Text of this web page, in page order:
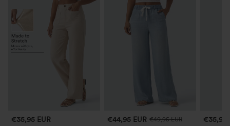
€35,95 EUR €44,95 EUR €49,95 EUR
€35,95